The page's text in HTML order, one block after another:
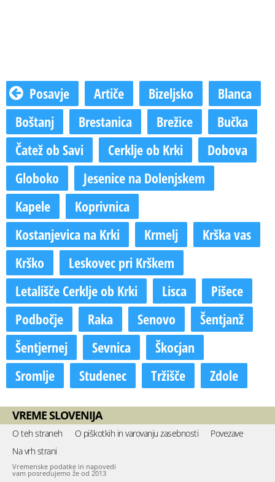
Posavje Artiče Bizeljsko
Blanca
Boštanj
Brestanica Brežice
Bučka
Čatež ob Savi
Cerklje ob Krki
Dobova
Globoko
Jesenice na Dolenjskem
Kapele
Koprivnica
Kostanjevica na Krki
Krmelj
Krška vas
Krško
Leskovec pri Krškem
Letališče Cerklje ob Krki
Lisca
Pišece
Podbočje
Raka Senovo
Šentjanž
Šentjernej
Sevnica
Škocjan
Sromlje
Studenec Tržišče Zdole
VREME SLOVENIJA
O teh straneh O piškotkih in varovanju zasebnosti
Povezave
Na vrh strani
Vremenske podatke in napovedi
vam posredujemo že od 2013